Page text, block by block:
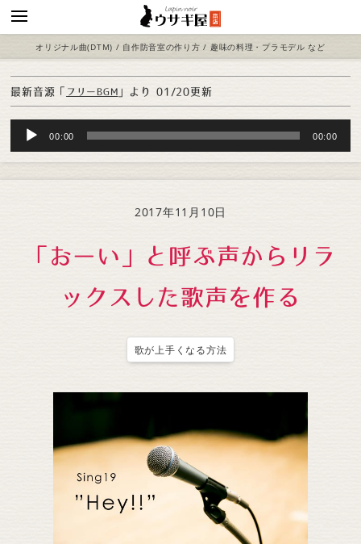
オリジナル曲(DTM) / 自作防音室の作り方 / 趣味の料理・プラモデル など
最新音源「 フリーBGM 」より 01/20更新
Audio
Player
00:00 00:00
2017年11月10日
「おーい」と呼ぶ声からリラ
ックスした歌声を作る
歌が上手くなる方法